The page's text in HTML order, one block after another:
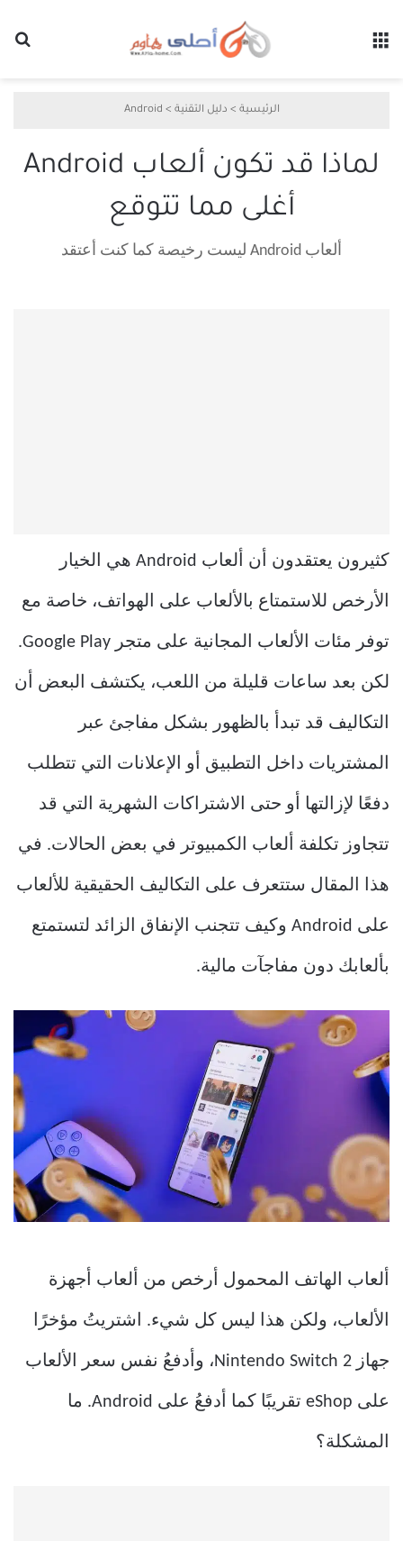
الرئيسية > دليل التقنية >
Android
لماذا قد تكون ألعاب Android
أغلى مما تتوقع
ألعاب Android ليست رخيصة كما كنت أعتقد
كثيرون يعتقدون أن ألعاب Android هي الخيار
الأرخص للاستمتاع بالألعاب على الهواتف، خاصة مع
توفر مئات الألعاب المجانية على متجر Google Play.
لكن بعد ساعات قليلة من اللعب، يكتشف البعض أن
التكاليف قد تبدأ بالظهور بشكل مفاجئ عبر
المشتريات داخل التطبيق أو الإعلانات التي تتطلب
دفعًا لإزالتها أو حتى الاشتراكات الشهرية التي قد
تتجاوز تكلفة ألعاب الكمبيوتر في بعض الحالات. في
هذا المقال ستتعرف على التكاليف الحقيقية للألعاب
على Android وكيف تتجنب الإنفاق الزائد لتستمتع
بألعابك دون مفاجآت مالية.
ألعاب الهاتف المحمول أرخص من ألعاب أجهزة
الألعاب، ولكن هذا ليس كل شيء. اشتريتُ مؤخرًا
جهاز Nintendo Switch 2، وأدفعُ نفس سعر الألعاب
على eShop تقريبًا كما أدفعُ على Android. ما
المشكلة؟